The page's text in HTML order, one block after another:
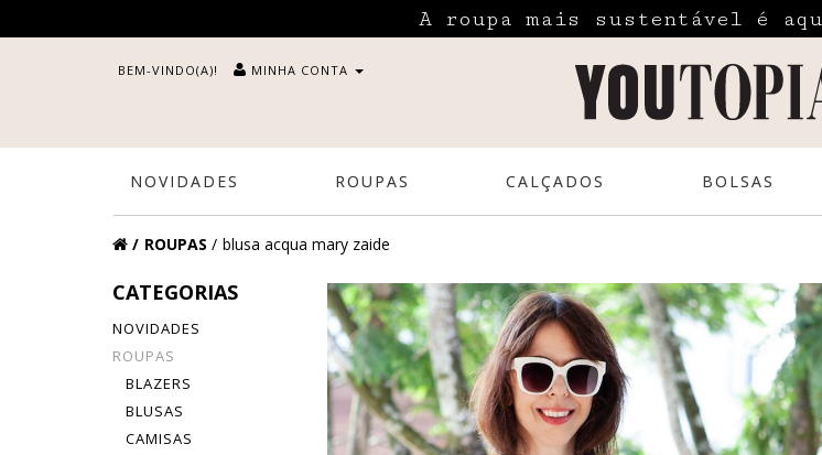
A roupa mais sustentável é
BEM-VINDO(A)! MINHA CONTA
NOVIDADES ROUPAS CALÇADOS BOLSAS
ROUPAS blusa acqua mary zaide
CATEGORIAS
NOVIDADES
ROUPAS
BLAZERS
BLUSAS
CAMISAS